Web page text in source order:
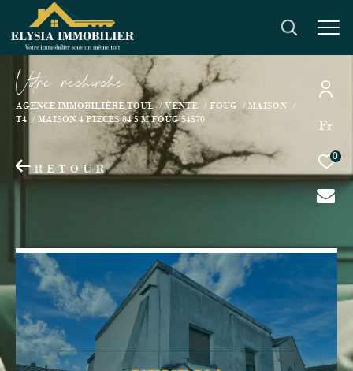
Fr
0
Vore recece
AGENCE IMMOBILIÈRE TOUL VENTE FOUG
MAISON
T4
MAISON 4 PIECES 84 5 M FOUG 54570
RETOUR